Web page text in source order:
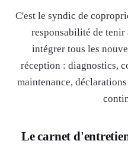
C'est le syndic de
responsabilité de
intégrer tous les
réception : diagnostics,
maintenance,
Le carnet